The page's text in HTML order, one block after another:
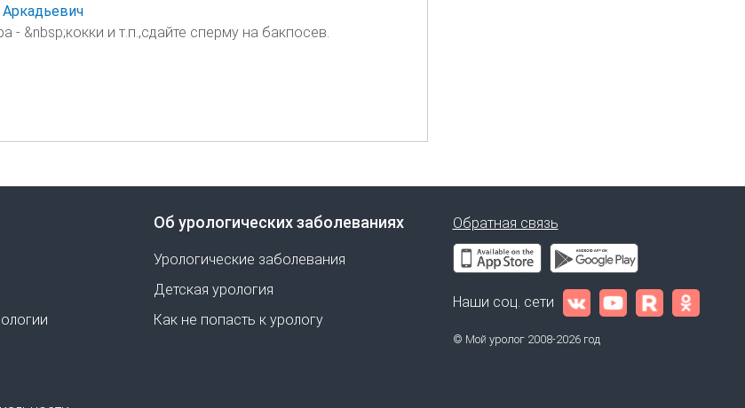
- &nbsp;кокки и т.п.,сдайте сперму на бакпосев.
Об урологических заболеваниях
Урологические заболевания
Детская урология
Как не попасть к урологу
Обратная связь
Наши соц. сети
© Мой уролог 2008-2026 год